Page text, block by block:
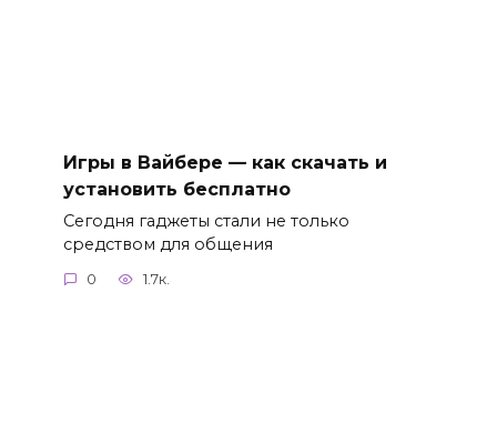
Игры в Вайбере — как скачать и
установить бесплатно
Сегодня гаджеты стали не только
средством для общения
0 1.7к.